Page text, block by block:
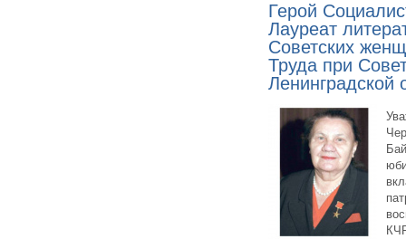
Герой
Лауреат
Советских
Труда при
Ленинградской